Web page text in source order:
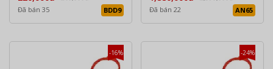
Đã bán 35
BDD9
Đã bán 22
AN65
-16% -24%